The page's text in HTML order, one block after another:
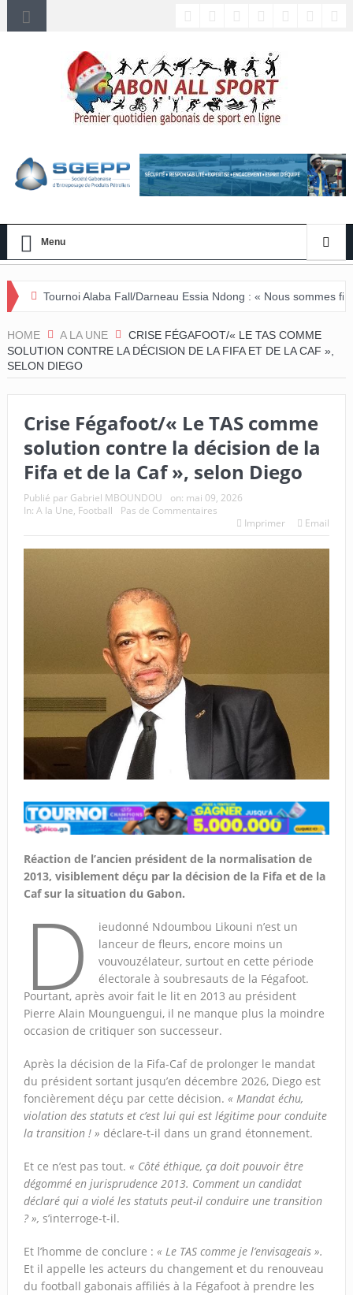
Menu
Fall/Darneau Essia Ndong : « Nous sommes fiers du parcours
HOME A LA UNE
CRISE FÉGAFOOT/« LE TAS COMME
SOLUTION CONTRE LA DÉCISION DE LA FIFA ET DE LA CAF »,
SELON DIEGO
Crise Fégafoot/« Le TAS comme
solution contre la décision de la
Fifa et de la Caf », selon Diego
Publié par Gabriel MBOUNDOU on: mai 09, 2026
In: A la Une, Football
Pas de Commentaires
Imprimer
Email
Réaction de l’ancien président de la normalisation de
2013, visiblement déçu par la décision de la Fifa et de la
Caf sur la situation du Gabon.
D
ieudonné Ndoumbou Likouni n’est un
lanceur de fleurs, encore moins un
vouvouzélateur, surtout en cette période
électorale à soubresauts de la Fégafoot.
Pourtant, après avoir fait le lit en 2013 au président
Pierre Alain Mounguengui, il ne manque plus la moindre
occasion de critiquer son successeur.
Après la décision de la Fifa-Caf de prolonger le mandat
du président sortant jusqu’en décembre 2026, Diego est
foncièrement déçu par cette décision. « Mandat échu,
violation des statuts et c’est lui qui est légitime pour conduite
la transition ! » déclare-t-il dans un grand étonnement.
Et ce n’est pas tout. « Côté éthique, ça doit pouvoir être
dégommé en jurisprudence 2013. Comment un candidat
déclaré qui a violé les statuts peut-il conduire une transition
? », s’interroge-t-il.
Et l’homme de conclure : « Le TAS comme je l’envisageais ».
Et il appelle les acteurs du changement et du renouveau
du football gabonais affiliés à la Fégafoot à prendre les